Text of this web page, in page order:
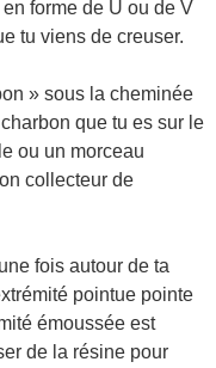
forme de U ou de V
tu viens de creuser.
» sous la cheminée
que tu es sur le
ou un morceau
collecteur de
fois autour de ta
pointue pointe
émoussée est
de la résine pour